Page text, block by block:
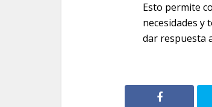
Esto permite
necesidades y
dar respuesta